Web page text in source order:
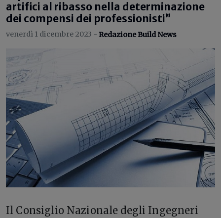
artifici al ribasso nella determinazione
dei compensi dei professionisti”
venerdì 1 dicembre 2023 - Redazione Build News
Il Consiglio Nazionale degli Ingegneri